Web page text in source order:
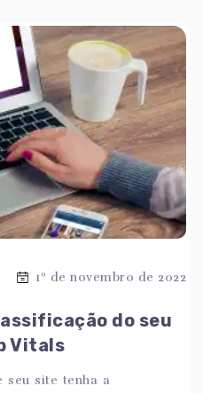
1º de novembro de 2022
do seu
Vitals
seu site tenha a